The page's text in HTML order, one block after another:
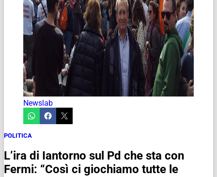
Newslab
POLITICA
L’ira di Iantorno sul Pd che sta con
Fermi: “Così ci giochiamo tutte le